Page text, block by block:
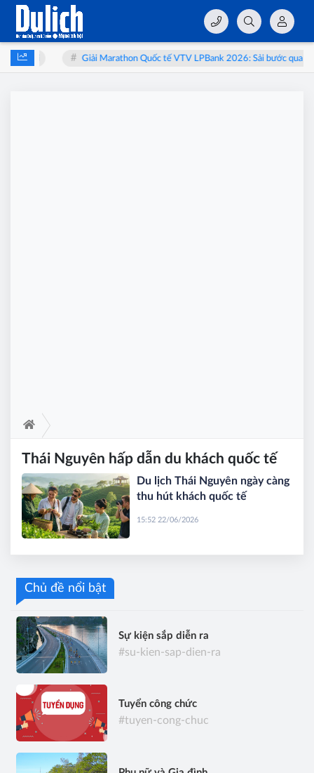
thai Giải Marathon Quốc tế VTV LPBank 2026: Sải bước qua
Thái Nguyên hấp dẫn du khách quốc tế
Du lịch Thái Nguyên ngày càng
thu hút khách quốc tế
15:52 22/06/2026
Chủ đề nổi bật
Sự kiện sắp diễn ra
#su-kien-sap-dien-ra
Tuyển công chức
#tuyen-cong-chuc